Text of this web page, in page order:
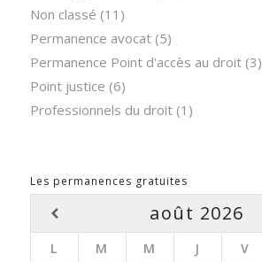
Non classé (11)
Permanence avocat(5)
Permanence Point d'accès au droit(3)
Point justice (6)
Professionnels du droit(1)
Les permanences gratuites
août 2026
L M M J V